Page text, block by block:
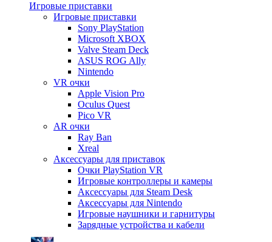
Игровые приставки
Игровые приставки
Sony PlayStation
Microsoft XBOX
Valve Steam Deck
ASUS ROG Ally
Nintendo
VR очки
Apple Vision Pro
Oculus Quest
Pico VR
AR очки
Ray Ban
Xreal
Аксессуары для приставок
Очки PlayStation VR
Игровые контроллеры и камеры
Аксессуары для Steam Desk
Аксессуары для Nintendo
Игровые наушники и гарнитуры
Зарядные устройства и кабели